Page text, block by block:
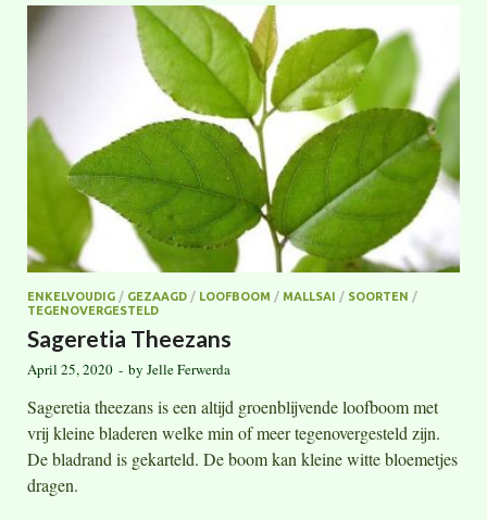
ENKELVOUDIG / GEZAAGD / LOOFBOOM / MALLSAI / SOORTEN /
TEGENOVERGESTELD
Sageretia Theezans
April 25, 2020 - by Jelle Ferwerda
Sageretia theezans is een altijd groenblijvende loofboom met
vrij kleine bladeren welke min of meer tegenovergesteld zijn.
De bladrand is gekarteld. De boom kan kleine witte bloemetjes
dragen.